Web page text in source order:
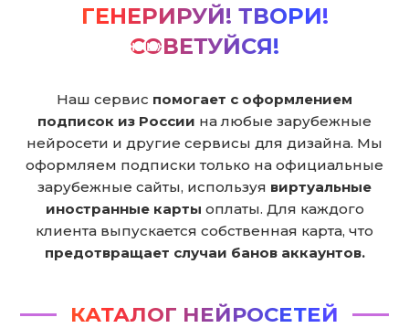
ГЕНЕРИРУЙ! ТВОРИ!
СОВЕТУЙСЯ!
Наш сервис помогает с оформлением
подписок из России на любые зарубежные
нейросети и другие сервисы для дизайна. Мы
оформляем подписки только на официальные
зарубежные сайты, используя виртуальные
иностранные карты оплаты. Для каждого
клиента выпускается собственная карта, что
предотвращает случаи банов аккаунтов.
КАТАЛОГ НЕЙРОСЕТЕЙ